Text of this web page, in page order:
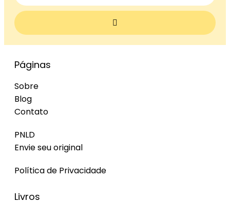
Páginas
Sobre
Blog
Contato
PNLD
Envie seu original
Política de Privacidade
Livros